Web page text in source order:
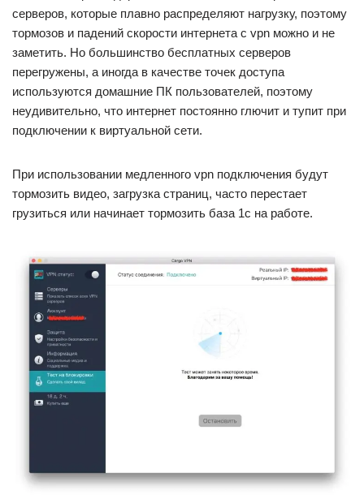
серверов, которые плавно распределяют нагрузку, поэтому
тормозов и падений скорости интернета с vpn можно и не
заметить. Но большинство бесплатных серверов
перегружены, а иногда в качестве точек доступа
используются домашние ПК пользователей, поэтому
неудивительно, что интернет постоянно глючит и тупит при
подключении к виртуальной сети.
При использовании медленного vpn подключения будут
тормозить видео, загрузка страниц, часто перестает
грузиться или начинает тормозить база 1с на работе.